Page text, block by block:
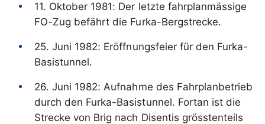
11. Oktober 1981: Der letzte fahrplanmässige
FO-Zug befährt die Furka-Bergstrecke.
25. Juni 1982: Eröffnungsfeier für den Furka-
Basistunnel.
26. Juni 1982: Aufnahme des Fahrplanbetrieb
durch den Furka-Basistunnel. Fortan ist die
Strecke von Brig nach Disentis grösstenteils